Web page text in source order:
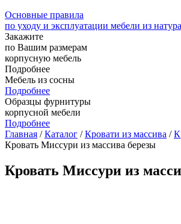
Основные правила
по уходу и эксплуатации мебели из
Закажите
по Вашим размерам
корпусную мебель
Подробнее
Мебель из сосны
Подробнее
Образцы фурнитуры
корпусной мебели
Подробнее
Главная /Каталог /Кровати из массива /
Кровать Миссури из массива березы
Кровать Миссури из